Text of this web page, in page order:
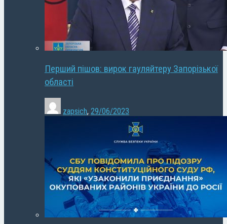
Перший пішов: вирок гауляйтеру Запорізької
області
zapsich, 29/06/2023